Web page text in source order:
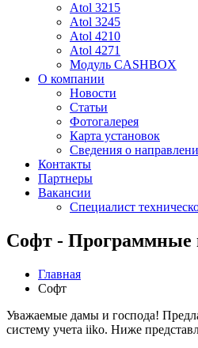
Atol 3215
Atol 3245
Atol 4210
Atol 4271
Модуль CASHBOX
О компании
Новости
Статьи
Фотогалерея
Карта установок
Сведения о
Контакты
Партнеры
Вакансии
Специалист
Софт - Программные
Главная
Софт
Уважаемые дамы и господа!
систему учета iiko. Ниже